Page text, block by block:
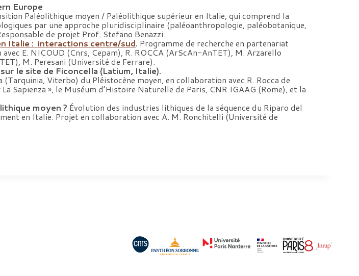
Europe
Paléolithique moyen / Paléolithique supérieur en Italie, qui comprend la
par une approche pluridisciplinaire (paléoanthropologie, paléobotanique,
de projet Prof. Stefano Benazzi.
Italie : interactions centre/sud. Programme de recherche en partenariat
E. NICOUD (Cnrs, Cepam), R. ROCCA (ArScAn-AnTET), M. Arzarello
M. Peresani (Université de Ferrare).
le site de Ficoncella (Latium, Italie).
Viterbo) du Pléistocène moyen, en collaboration avec R. Rocca de
Sapienza », le Muséum d’Histoire Naturelle de Paris, CNR IGAAG (Rome), et la
moyen ? Évolution des industries lithiques de la séquence du Riparo del
en Italie. Projet en collaboration avec A. M. Ronchitelli (Université de